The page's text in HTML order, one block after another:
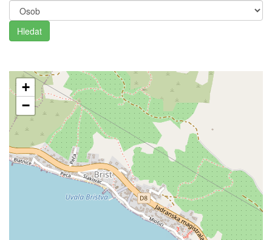
Hledat
+
−